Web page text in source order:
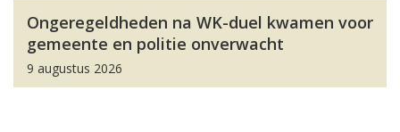
Ongeregeldheden na WK-duel kwamen voor
gemeente en politie onverwacht
9 augustus 2026